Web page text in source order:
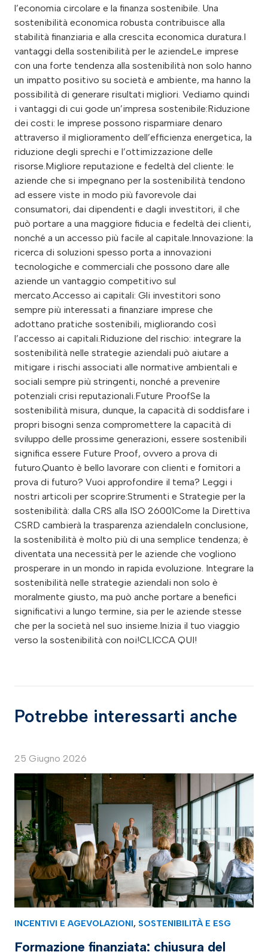
l’economia circolare e la finanza sostenibile. Una
sostenibilità economica robusta contribuisce alla
stabilità finanziaria e alla crescita economica duratura.I
vantaggi della sostenibilità per le aziendeLe imprese
con una forte tendenza alla sostenibilità non solo hanno
un impatto positivo su società e ambiente, ma hanno la
possibilità di generare risultati migliori. Vediamo quindi
i vantaggi di cui gode un’impresa sostenibile:Riduzione
dei costi: le imprese possono risparmiare denaro
attraverso il miglioramento dell’efficienza energetica, la
riduzione degli sprechi e l’ottimizzazione delle
risorse.Migliore reputazione e fedeltà del cliente: le
aziende che si impegnano per la sostenibilità tendono
ad essere viste in modo più favorevole dai
consumatori, dai dipendenti e dagli investitori, il che
può portare a una maggiore fiducia e fedeltà dei clienti,
nonché a un accesso più facile al capitale.Innovazione: la
ricerca di soluzioni spesso porta a innovazioni
tecnologiche e commerciali che possono dare alle
aziende un vantaggio competitivo sul
mercato.Accesso ai capitali: Gli investitori sono
sempre più interessati a finanziare imprese che
adottano pratiche sostenibili, migliorando così
l’accesso ai capitali.Riduzione del rischio: integrare la
sostenibilità nelle strategie aziendali può aiutare a
mitigare i rischi associati alle normative ambientali e
sociali sempre più stringenti, nonché a prevenire
potenziali crisi reputazionali.Future ProofSe la
sostenibilità misura, dunque, la capacità di soddisfare i
propri bisogni senza compromettere la capacità di
sviluppo delle prossime generazioni, essere sostenibili
significa essere Future Proof, ovvero a prova di
futuro.Quanto è bello lavorare con clienti e fornitori a
prova di futuro? Vuoi approfondire il tema? Leggi i
nostri articoli per scoprire:Strumenti e Strategie per la
sostenibilità: dalla CRS alla ISO 26001Come la Direttiva
CSRD cambierà la trasparenza aziendaleIn conclusione,
la sostenibilità è molto più di una semplice tendenza; è
diventata una necessità per le aziende che vogliono
prosperare in un mondo in rapida evoluzione. Integrare la
sostenibilità nelle strategie aziendali non solo è
moralmente giusto, ma può anche portare a benefici
significativi a lungo termine, sia per le aziende stesse
che per la società nel suo insieme.Inizia il tuo viaggio
verso la sostenibilità con noi!CLICCA QUI!
Potrebbe interessarti anche
25 Giugno 2026
INCENTIVI E AGEVOLAZIONI, SOSTENIBILITÀ E ESG
Formazione finanziata: chiusura del